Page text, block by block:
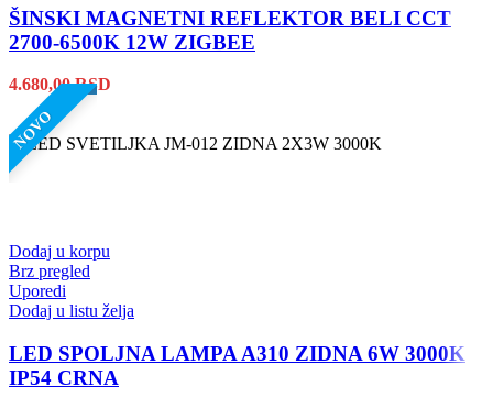
ŠINSKI MAGNETNI REFLEKTOR BELI CCT
2700-6500K 12W ZIGBEE
4.680,00RSD
Dodaj u korpu
Brz pregled
Uporedi
Dodaj u listu želja
LED SPOLJNA LAMPA A310 ZIDNA 6W 3000K
IP54 CRNA
NOVO